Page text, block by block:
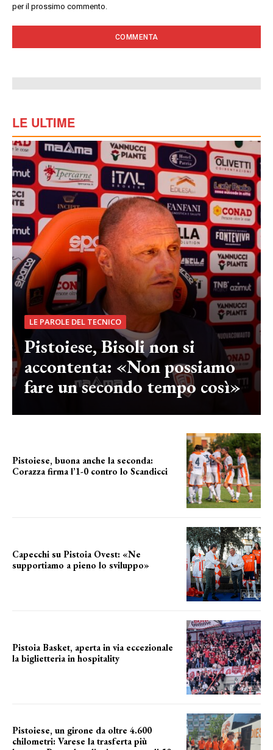
per il prossimo commento.
LE ULTIME
LE PAROLE DEL TECNICO
Pistoiese, Bisoli non si
accontenta: «Non possiamo
fare un secondo tempo così»
Pistoiese, buona anche la seconda:
Corazza firma l’1-0 contro lo Scandicci
Capecchi su Pistoia Ovest: «Ne
supportiamo a pieno lo sviluppo»
Pistoia Basket, aperta in via eccezionale
la biglietteria in hospitality
Pistoiese, un girone da oltre 4.600
chilometri: Varese la trasferta più